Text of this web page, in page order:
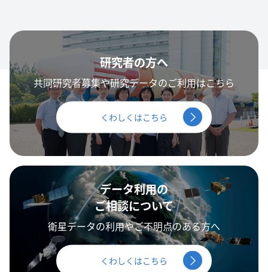
研究者の方へ
共同研究者募集や研究データのご利用はこちら
くわしくはこちら
データ利用の
ご相談について
衛星データの利用やご不明点のある方へ
くわしくはこちら